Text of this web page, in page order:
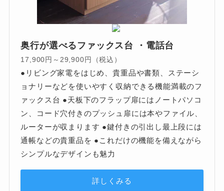
奥行が選べるファックス台 ・電話台
17,900円～29,900円（税込）
●リビング家電をはじめ、貴重品や書類、ステーシ
ョナリーなどを使いやすく収納できる機能満載のフ
ァックス台 ●天板下のフラップ扉にはノートパソコ
ン、コード穴付きのプッシュ扉には本やファイル、
ルーターが収まります ●鍵付きの引出し最上段には
通帳などの貴重品を ●これだけの機能を備えながら
シンプルなデザインも魅力
詳しくみる